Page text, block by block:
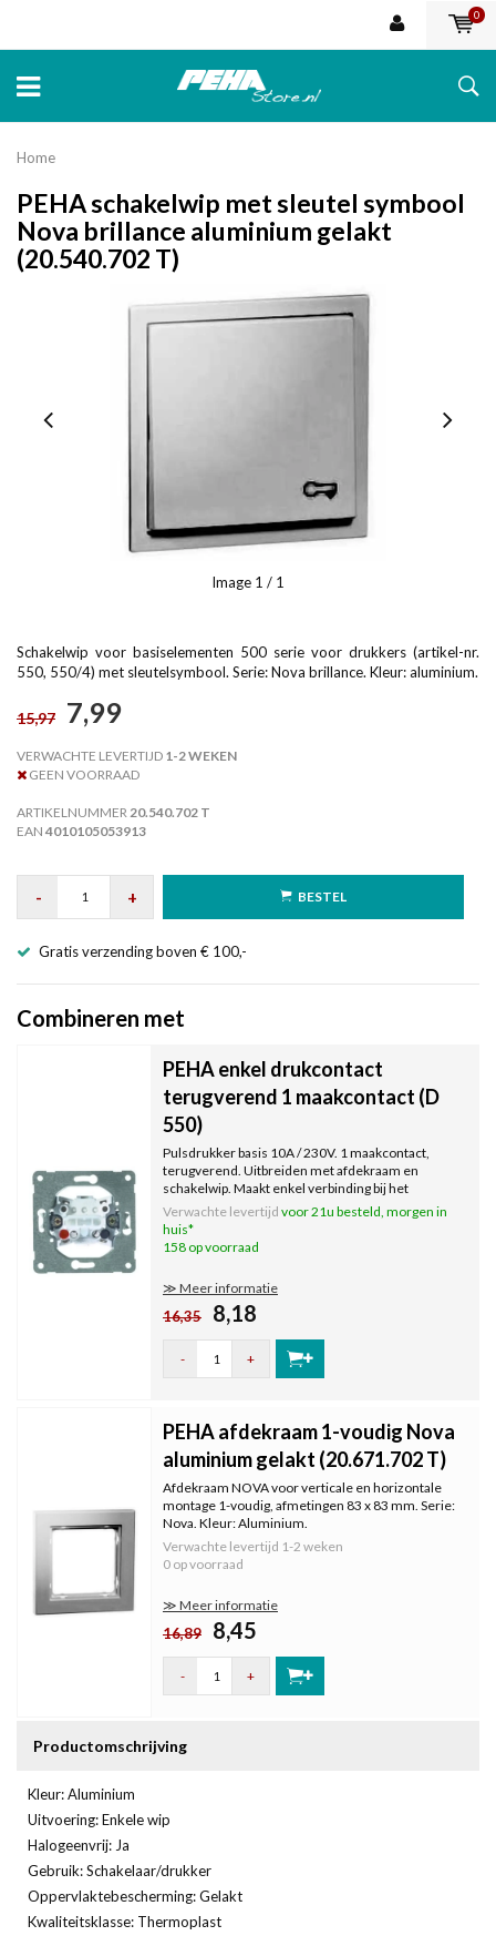
0
Home
PEHA schakelwip met sleutel symbool
Nova brillance aluminium gelakt
(20.540.702 T)
Image 1 / 1
Schakelwip voor basiselementen 500 serie voor drukkers (artikel-nr.
550, 550/4) met sleutelsymbool. Serie: Nova brillance. Kleur: aluminium.
15,97 7,99
VERWACHTE LEVERTIJD 1-2 WEKEN
GEEN VOORRAAD
ARTIKELNUMMER20.540.702 T
EAN 4010105053913
- + BESTEL
Gratis verzending boven € 100,-
Combineren met
PEHA enkel drukcontact
terugverend 1 maakcontact (D
550)
Pulsdrukker basis 10A / 230V. 1 maakcontact,
terugverend. Uitbreiden met afdekraam en
schakelwip. Maakt enkel verbinding bij het
indrukken.
Verwachte levertijd voor 21u besteld, morgen in
huis*
158 op voorraad
≫ Meer informatie
16,35 8,18
- +
PEHA afdekraam 1-voudig Nova
aluminium gelakt (20.671.702 T)
Afdekraam NOVA voor verticale en horizontale
montage 1-voudig, afmetingen 83 x 83 mm. Serie:
Nova. Kleur: Aluminium.
Verwachte levertijd 1-2 weken
0 op voorraad
≫ Meer informatie
16,89 8,45
- +
Productomschrijving
Kleur: Aluminium
Uitvoering: Enkele wip
Halogeenvrij: Ja
Gebruik: Schakelaar/drukker
Oppervlaktebescherming: Gelakt
Kwaliteitsklasse: Thermoplast